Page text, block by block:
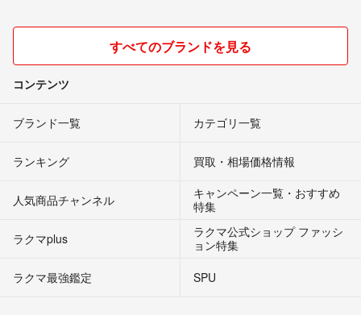
すべてのブランドを見る
コンテンツ
ブランド一覧 カテゴリ一覧
ランキング 買取・相場価格情報
人気商品チャンネル
キャンペーン一覧・おすすめ
特集
ラクマplus
ラクマ公式ショップ ファッシ
ョン特集
ラクマ最強鑑定
SPU